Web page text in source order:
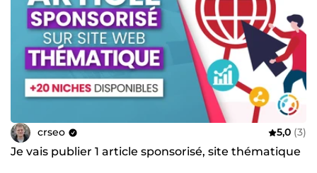
projets et voir comment nous pouvons les transformer
ensemble.
💡 En 2023,bbwebconsult devient CRSEOpour élargir ses
horizons et mieux vous servir.
crseo 5,0 (3)
Je vais publier 1 article sponsorisé, site thématique